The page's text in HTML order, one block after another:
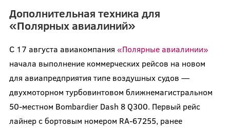
Дополнительная техника для
«Полярных авиалиний»
С 17 августа авиакомпания «Полярные авиалинии»
начала выполнение коммерческих рейсов на новом
для авиапредприятия типе воздушных судов —
двухмоторном турбовинтовом ближнемагистральном
50-местном Bombardier Dash 8 Q300. Первый рейс
лайнер с бортовым номером RA-67255, ранее